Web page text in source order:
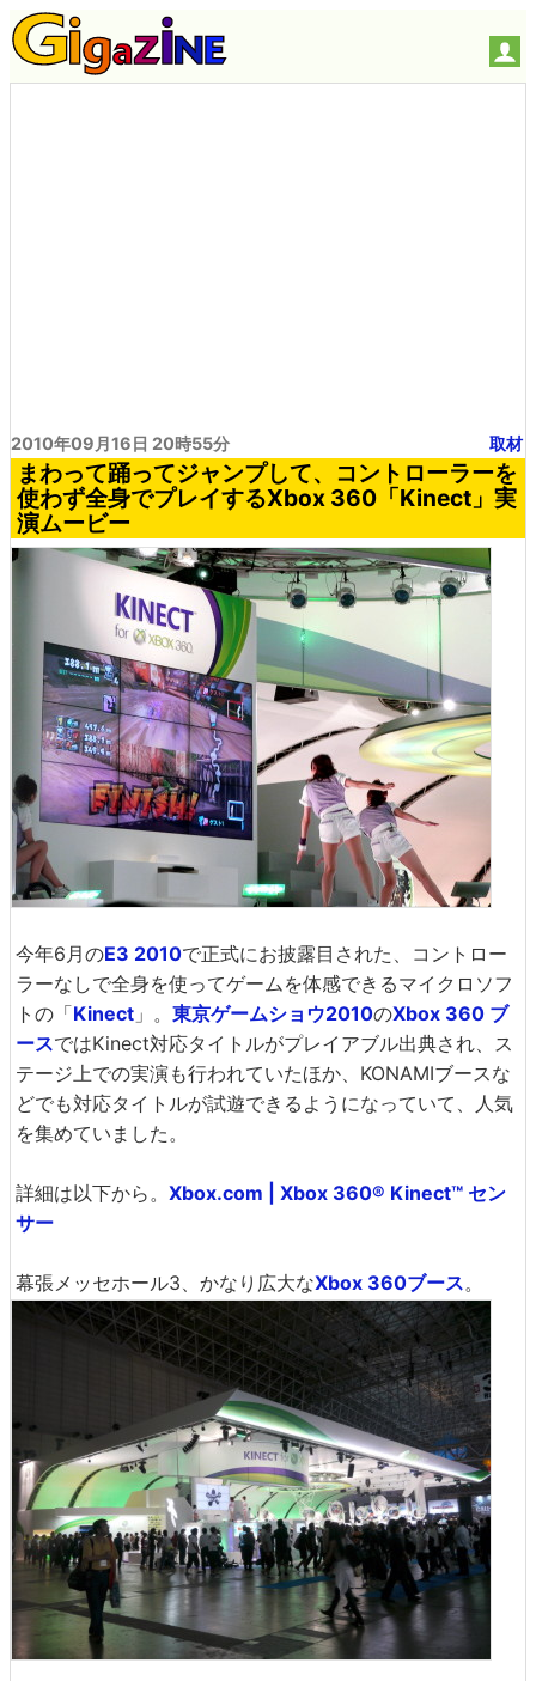
2010年09月16日 20時55分 取材
まわって踊ってジャンプして、コントローラーを
使わず全身でプレイするXbox 360「Kinect」実
演ムービー
今年6月のE3 2010で正式にお披露目された、コントロー
ラーなしで全身を使ってゲームを体感できるマイクロソフ
トの「Kinect 」。 東京ゲームショウ2010のXbox 360 ブ
ースではKinect対応タイトルがプレイアブル出典され、ス
テージ上での実演も行われていたほか、KONAMIブースな
どでも対応タイトルが試遊できるようになっていて、人気
を集めていました。
詳細は以下から。 Xbox.com | Xbox 360® Kinect™ セン
サー
幕張メッセホール3、かなり広大なXbox 360ブース。